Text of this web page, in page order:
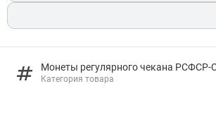
Монеты регулярного чекана РСФСР-
Категория товара